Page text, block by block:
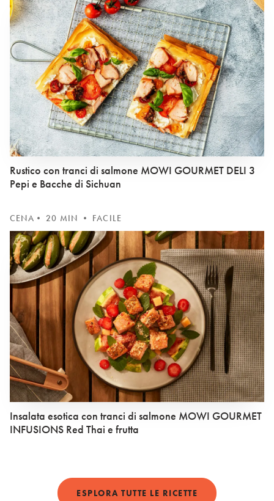
Rustico con tranci di salmone MOWI GOURMET DELI 3
Pepi e Bacche di Sichuan
CENA • 20 MIN • FACILE
Insalata esotica con tranci di salmone MOWI GOURMET
INFUSIONS Red Thai e frutta
ESPLORA TUTTE LE RICETTE